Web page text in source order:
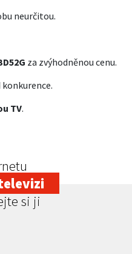
neurčitou.
za zvýhodněnou cenu.
konkurence.
TV.
si ji